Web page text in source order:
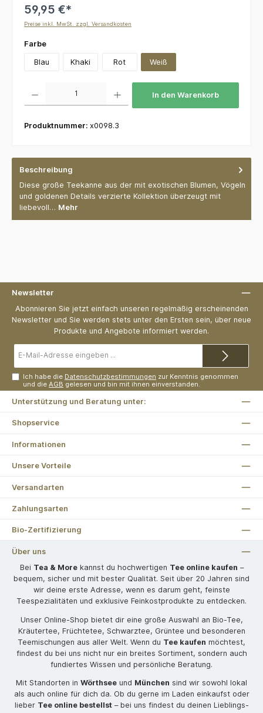
59,95 €*
Preise inkl. MwSt. zzgl. Versandkosten
Farbeauswählen
Blau Khaki Rot Weiß
In den Warenkorb
Produktnummer: x0098.3
Beschreibung
Diese große Teekanne aus der mit exotischen Blumen, Vögeln
und goldenen Details verzierte Kollektion überzeugt mit
liebevoll… Mehr
Newsletter
Abonnieren Sie jetzt einfach unseren regelmäßig erscheinenden
Newsletter und Sie werden stets unter den Ersten sein, über neue
Produkte und Angebote informiert werden.
Mail-
Ich habe die Datenschutzbestimmungen zur Kenntnis genommen
und dieAGB gelesen und bin mit ihnen einverstanden.
Unterstützung und Beratung unter:
Shopservice
Informationen
Unsere Vorteile
Versandarten
Zahlungsarten
Bio-Zertifizierung
Über uns
Bei Tea & Morekannst du hochwertigen Tee online kaufen –
bequem, sicher und mit bester Qualität. Seit über 20 Jahren sind
wir deine erste Adresse, wenn es darum geht, feinste
Teespezialitäten und exklusive Feinkostprodukte zu entdecken.
Unser Online-Shop bietet dir eine große Auswahl an Bio-Tee,
Kräutertee, Früchtetee, Schwarztee, Grüntee und besonderen
Teemischungen aus aller Welt. Wenn du Tee kaufen möchtest,
findest du bei uns nicht nur ein breites Sortiment, sondern auch
fundiertes Wissen und persönliche Beratung.
Mit Standorten in Wörthsee und München sind wir sowohl lokal
als auch online für dich da. Ob du gerne im Laden einkaufst oder
lieber Tee online bestellst– bei uns findest du deinen Lieblings-